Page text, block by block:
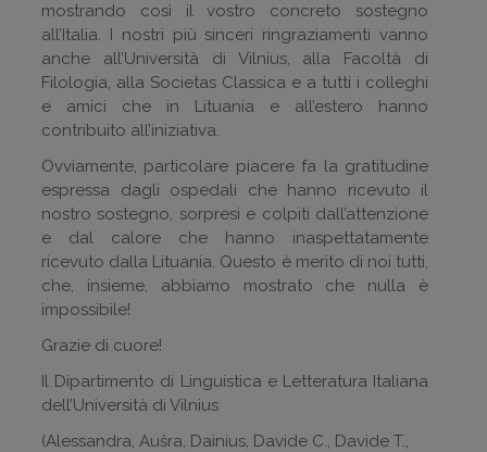
mostrando così il vostro concreto sostegno
all’Italia. I nostri più sinceri ringraziamenti vanno
anche all’Università di Vilnius, alla Facoltà di
Filologia, alla Societas Classica e a tutti i colleghi
e amici che in Lituania e all’estero hanno
contribuito all’iniziativa.
Ovviamente, particolare piacere fa la gratitudine
espressa dagli ospedali che hanno ricevuto il
nostro sostegno, sorpresi e colpiti dall’attenzione
e dal calore che hanno inaspettatamente
ricevuto dalla Lituania. Questo è merito di noi tutti,
che, insieme, abbiamo mostrato che nulla è
impossibile!
Grazie di cuore!
Il Dipartimento di Linguistica e Letteratura Italiana
dell’Università di Vilnius
(Alessandra, Aušra, Dainius, Davide C., Davide T.,